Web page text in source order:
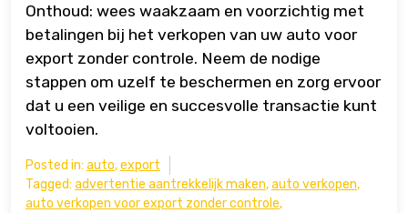
Onthoud: wees waakzaam en voorzichtig met
betalingen bij het verkopen van uw auto voor
export zonder controle. Neem de nodige
stappen om uzelf te beschermen en zorg ervoor
dat u een veilige en succesvolle transactie kunt
voltooien.
Posted in: auto,export
Tagged: advertentie aantrekkelijk maken,auto verkopen,
auto verkopen voor export zonder controle,